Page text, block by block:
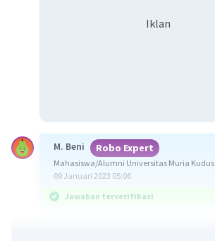
Iklan
M. Beni Robo Expert
Mahasiswa/Alumni Universitas Muria Kudus
09 Januari 2023 05:06
Jawaban terverifikasi